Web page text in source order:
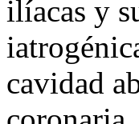
ilíacas y
cavidad